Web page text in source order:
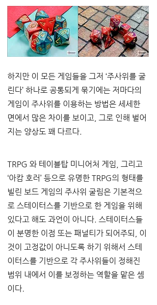
하지만 이 모든 게임들을 그저 ‘주사위를 굴
린다’ 하나로 공통되게 묶기에는 저마다의
게임이 주사위를 이용하는 방법은 세세한
면에서 많은 차이를 보이고
그로 인해 벌어
지는 양상도 꽤 다르다
TRPG 와 테이블탑 미니어처 게임
그리고
‘아캄 호러’ 등으로 유명한 TRPG의 형태를
빌린 보드 게임의 주사위 굴림은 기본적으
로 스테이터스를 기반으로 한 게임을 위해
있다고 해도 과언이 아니다 스테이터스들
이 분명한 이점 또는 패널티가 되어주되
이
것이 고정값이 아니도록 하기 위해서 스테
이터스를 기반으로 각 주사위들이 정해진
범위 내에서 이를 보정하는 역할을 맡은 셈
이다